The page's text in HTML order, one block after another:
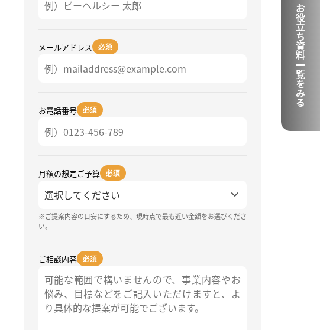
メールアドレス 必須
お電話番号 必須
月額の想定ご予算 必須
※ご提案内容の目安にするため、現時点で最も近い金額をお選びくださ
い。
ご相談内容 必須
お役立ち資料一覧をみる